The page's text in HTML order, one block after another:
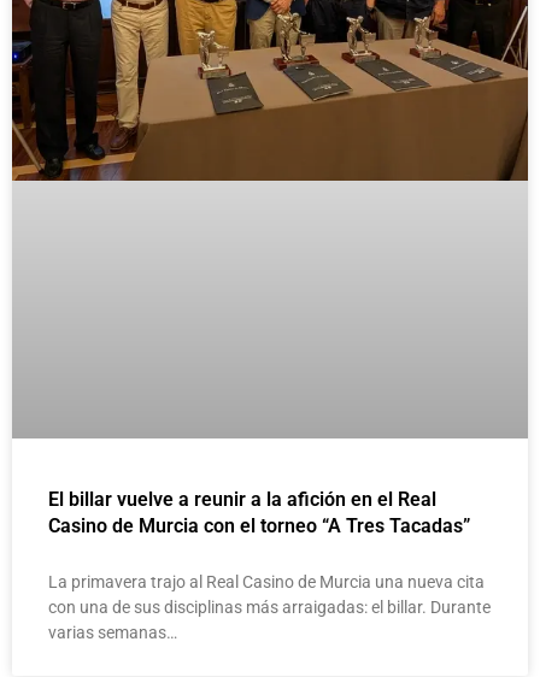
El billar vuelve a reunir a la afición en el Real
Casino de Murcia con el torneo “A Tres Tacadas”
La primavera trajo al Real Casino de Murcia una nueva cita
con una de sus disciplinas más arraigadas: el billar. Durante
varias semanas…